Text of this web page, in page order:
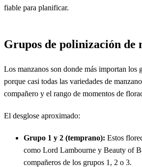
fiable para planificar.
Grupos de polinización de
Los manzanos son donde más importan los
porque casi todas las variedades de
compañero y el rango de momentos de
El desglose aproximado:
Grupo 1 y 2 (temprano): Estos
como Lord Lambourne y Beauty of
compañeros de los grupos 1, 2 o 3.